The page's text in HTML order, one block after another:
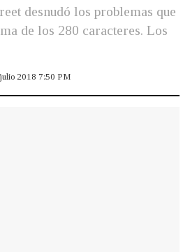
desnudó los problemas que
de los 280 caracteres. Los
2018 7:50 PM